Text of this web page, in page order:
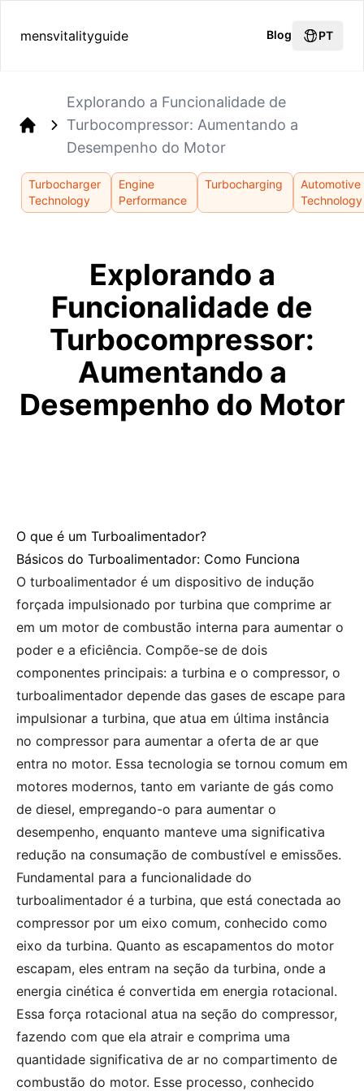
mensvitalityguide Blog PT
Explorando a Funcionalidade de
Turbocompressor: Aumentando a
Desempenho do Motor
Turbocharger
Technology
Engine
Performance
Turbocharging
Automotive
Technology
Explorando a
Funcionalidade de
Turbocompressor:
Aumentando a
Desempenho do Motor
O que é um Turboalimentador?
Básicos do Turboalimentador: Como Funciona
O turboalimentador é um dispositivo de indução
forçada impulsionado por turbina que comprime ar
em um motor de combustão interna para aumentar o
poder e a eficiência. Compõe-se de dois
componentes principais: a turbina e o compressor, o
turboalimentador depende das gases de escape para
impulsionar a turbina, que atua em última instância
no compressor para aumentar a oferta de ar que
entra no motor. Essa tecnologia se tornou comum em
motores modernos, tanto em variante de gás como
de diesel, empregando-o para aumentar o
desempenho, enquanto manteve uma significativa
redução na consumação de combustível e emissões.
Fundamental para a funcionalidade do
turboalimentador é a turbina, que está conectada ao
compressor por um eixo comum, conhecido como
eixo da turbina. Quanto as escapamentos do motor
escapam, eles entram na seção da turbina, onde a
energia cinética é convertida em energia rotacional.
Essa força rotacional atua na seção do compressor,
fazendo com que ela atrair e comprima uma
quantidade significativa de ar no compartimento de
combustão do motor. Esse processo, conhecido